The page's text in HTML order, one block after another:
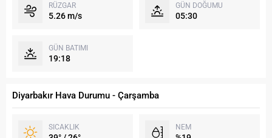
RÜZGAR
5.26 m/s
GÜN DOĞUMU
05:30
GÜN BATIMI
19:18
Diyarbakır Hava Durumu - Çarşamba
SICAKLIK NEM